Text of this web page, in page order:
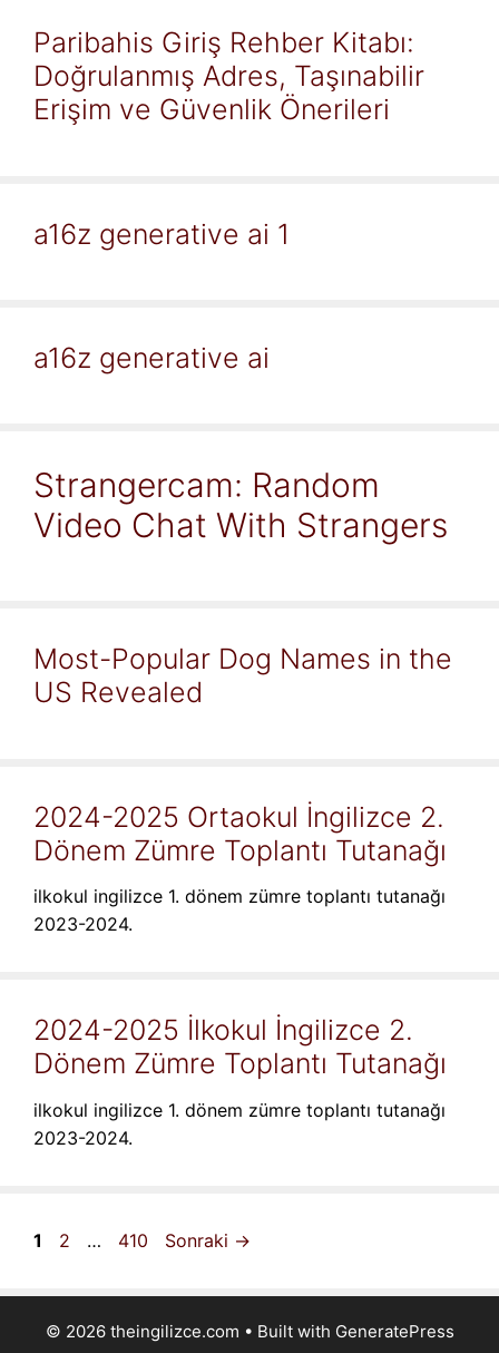
Paribahis Giriş Rehber Kitabı:
Doğrulanmış Adres, Taşınabilir
Erişim ve Güvenlik Önerileri
a16z generative ai 1
a16z generative ai
Strangercam: Random
Video Chat With Strangers
Most-Popular Dog Names in the
US Revealed
2024-2025 Ortaokul İngilizce 2.
Dönem Zümre Toplantı Tutanağı
ilkokul ingilizce 1. dönem zümre toplantı tutanağı
2023-2024.
2024-2025 İlkokul İngilizce 2.
Dönem Zümre Toplantı Tutanağı
ilkokul ingilizce 1. dönem zümre toplantı tutanağı
2023-2024.
Sayfa
1 Sayfa
2 … Sayfa
410 Sonraki →
© 2026 theingilizce.com • Built with GeneratePress